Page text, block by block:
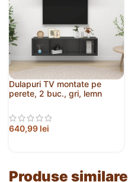
Dulapuri TV montate pe
perete, 2 buc., gri, lemn
640,99 lei
Produse similare